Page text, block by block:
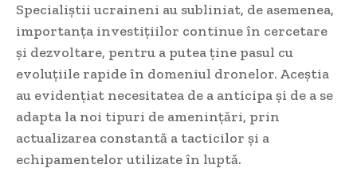
Specialiștii ucraineni au subliniat, de asemenea,
importanța investițiilor continue în cercetare
și dezvoltare, pentru a putea ține pasul cu
evoluțiile rapide în domeniul dronelor. Aceștia
au evidențiat necesitatea de a anticipa și de a se
adapta la noi tipuri de amenințări, prin
actualizarea constantă a tacticilor și a
echipamentelor utilizate în luptă.